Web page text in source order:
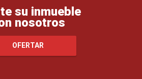
su inmueble
nosotros
OFERTAR